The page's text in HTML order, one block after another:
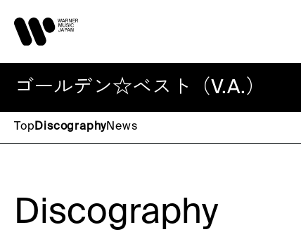
ゴールデン☆ベスト（V.A.）
Top DiscographyNews
Discography